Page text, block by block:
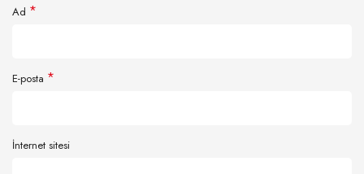
Ad *
E-posta *
İnternet sitesi